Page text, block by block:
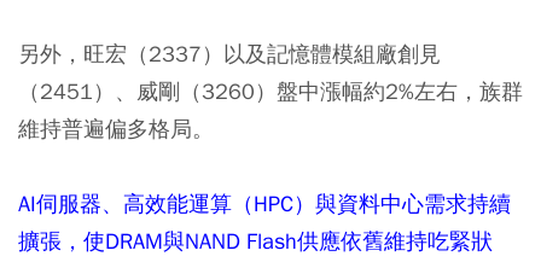
另外，旺宏（2337）以及記憶體模組廠創見
（2451）、威剛（3260）盤中漲幅約2%左右，族群
維持普遍偏多格局。
AI伺服器、高效能運算（HPC）與資料中心需求持續
擴張，使DRAM與NAND Flash供應依舊維持吃緊狀